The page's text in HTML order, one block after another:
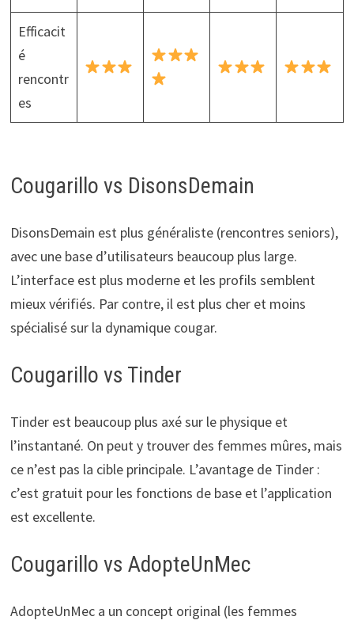
Efficacit
é
rencontr
es
Cougarillo vs DisonsDemain
DisonsDemain est plus généraliste (rencontres seniors),
avec une base d’utilisateurs beaucoup plus large.
L’interface est plus moderne et les profils semblent
mieux vérifiés. Par contre, il est plus cher et moins
spécialisé sur la dynamique cougar.
Cougarillo vs Tinder
Tinder est beaucoup plus axé sur le physique et
l’instantané. On peut y trouver des femmes mûres, mais
ce n’est pas la cible principale. L’avantage de Tinder :
c’est gratuit pour les fonctions de base et l’application
est excellente.
Cougarillo vs AdopteUnMec
AdopteUnMec a un concept original (les femmes